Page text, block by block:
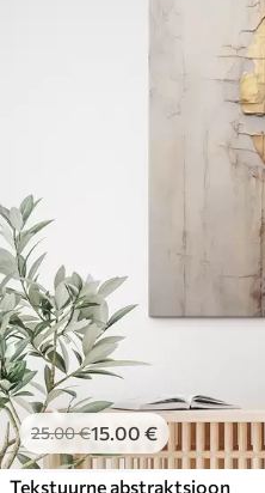
25.00€15.00 €
Tekstuurne abstraktsioon